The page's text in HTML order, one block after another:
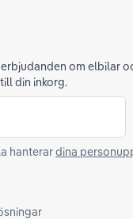
om elbilar
din inkorg.
hanterardina